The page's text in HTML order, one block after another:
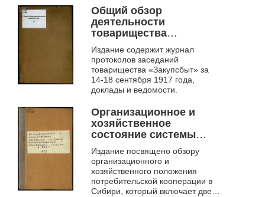
предупреждения и
прекращения заразных
болезней домашних
животных в Сибири. Ч.
1
Общий обзор
деятельности
товарищества
"Закупсбыт"
Издание содержит журнал
протоколов заседаний
товарищества «Закупсбыт» за
14-18 сентября 1917 года,
доклады и ведомости.
Организационное и
хозяйственное
состояние системы
потребительской
кооперации Сибири в
1922 г.
Издание посвящено обзору
организационного и
хозяйственного положения
потребительской кооперации в
Сибири, который включает две